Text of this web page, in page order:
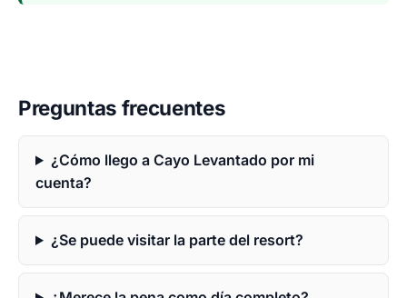
Preguntas frecuentes
¿Cómo llego a Cayo Levantado por mi
cuenta?
¿Se puede visitar la parte del resort?